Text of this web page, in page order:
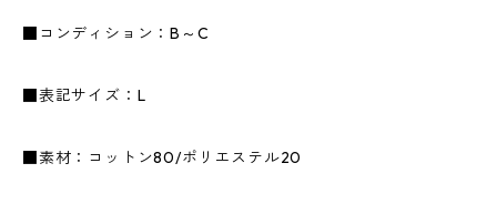
■コンディション：B～C
■表記サイズ：L
■素材：コットン80/ポリエステル20